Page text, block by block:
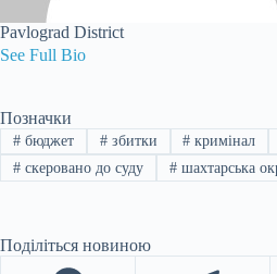
Pavlograd District
See Full Bio
Позначки
#бюджет #збитки # кримінал
#скеровано до суду #шахтарська
Поділіться новиною